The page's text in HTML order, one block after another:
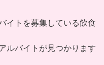
イトを募集している飲食
ルバイトが見つかります